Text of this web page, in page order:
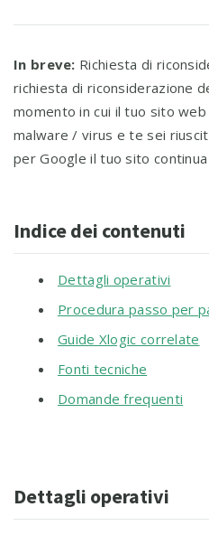
In breve: Richiesta di
richiesta di riconsiderazione
momento in cui il tuo sito
malware / virus e te sei
per Google il tuo sito
Indice dei contenuti
Dettagli operativi
Procedura passo per
Guide Xlogic correlate
Fonti tecniche
Domande frequenti
Dettagli operativi